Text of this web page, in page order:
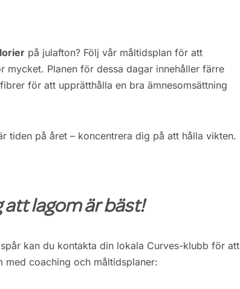
på julafton? Följ vår måltidsplan för att
Planen för dessa dagar innehåller färre
för att upprätthålla en bra ämnesomsättning
tiden på året – koncentrera dig på att hålla vikten.
att lagom är bäst!
kan du kontakta din lokala Curves-klubb för att
coaching och måltidsplaner: